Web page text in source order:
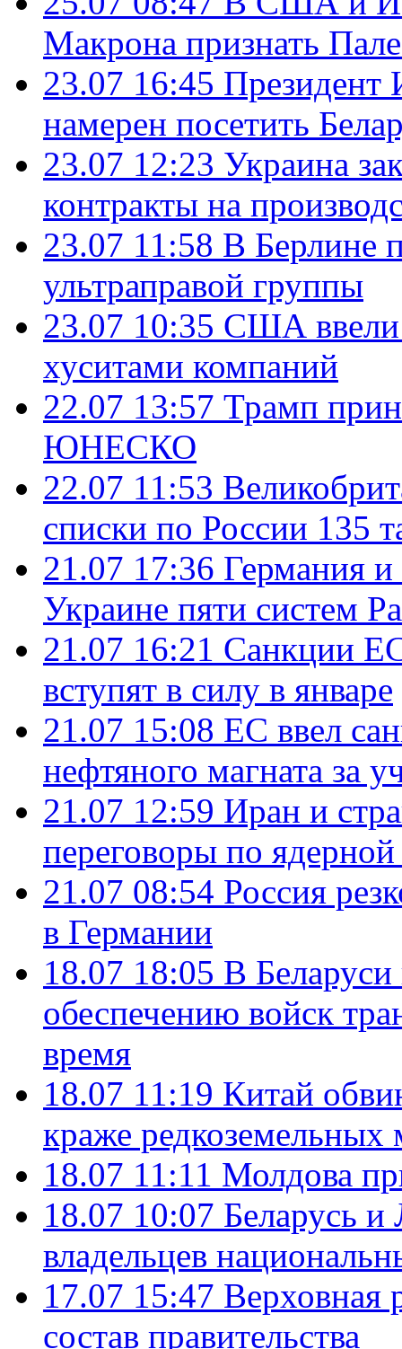
Макрона признать
23.07 16:45 Президент
намерен посетить
23.07 12:23 Украина
контракты на
23.07 11:58 В Берлине
ультраправой группы
23.07 10:35 США ввели
хуситами компаний
22.07 13:57 Трамп
ЮНЕСКО
22.07 11:53
списки по России 135
21.07 17:36 Германия
Украине пяти систем
21.07 16:21 Санкции
вступят в силу в январе
21.07 15:08 ЕС ввел
нефтяного магната за
21.07 12:59 Иран и
переговоры по
21.07 08:54 Россия
в Германии
18.07 18:05 В
обеспечению войск
время
18.07 11:19 Китай
краже редкоземельных
18.07 11:11 Молдова
18.07 10:07 Беларусь
владельцев
17.07 15:47 Верховная
состав правительства